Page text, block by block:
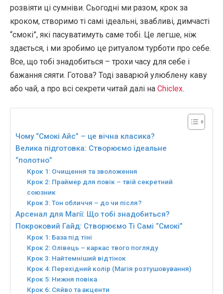
розвіяти ці сумніви. Сьогодні ми разом, крок за
кроком, створимо ті самі ідеальні, звабливі, димчасті
“смокі”, які пасуватимуть саме тобі. Це легше, ніж
здається, і ми зробимо це ритуалом турботи про себе.
Все, що тобі знадобиться – трохи часу для себе і
бажання сяяти. Готова? Тоді заварюй улюблену каву
або чай, а про всі секрети читай далі на Chiclex.
Чому “Смокі Айс” – це вічна класика?
Велика підготовка: Створюємо ідеальне
“полотно”
Крок 1: Очищення та зволоження
Крок 2: Праймер для повік – твій секретний
союзник
Крок 3: Тон обличчя – до чи після?
Арсенал для Магії: Що тобі знадобиться?
Покроковий Гайд: Створюємо Ті Самі “Смокі”
Крок 1: База під тіні
Крок 2: Олівець – каркас твого погляду
Крок 3: Найтемніший відтінок
Крок 4: Перехідний колір (Магія розтушовування)
Крок 5: Нижня повіка
Крок 6: Сяйво та акценти